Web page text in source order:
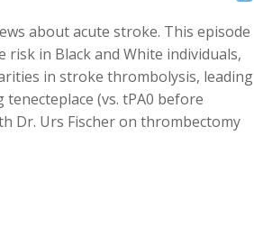
keys
to
increase
or
decrease
about acute stroke. This episode
in Black and White individuals,
in stroke thrombolysis, leading
(vs. tPA0 before
Dr. Urs Fischer on thrombectomy